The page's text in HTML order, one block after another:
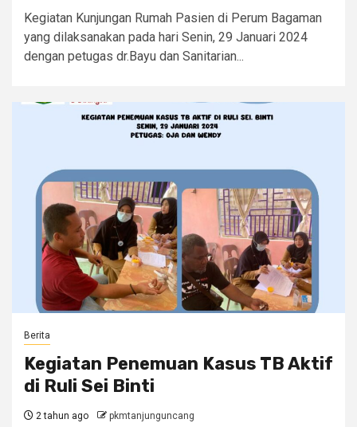
Kegiatan Kunjungan Rumah Pasien di Perum Bagaman
yang dilaksanakan pada hari Senin, 29 Januari 2024
dengan petugas dr.Bayu dan Sanitarian...
Berita
Kegiatan Penemuan Kasus TB Aktif
di Ruli Sei Binti
2 tahun ago pkmtanjunguncang